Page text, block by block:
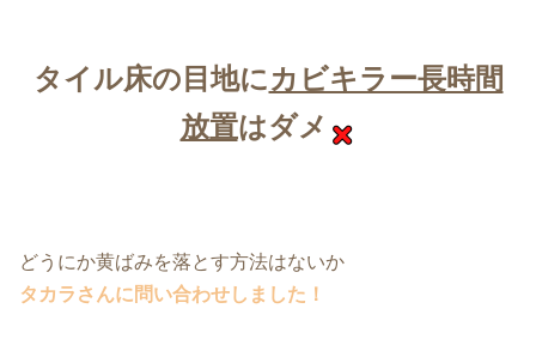
タイル床の目地にカビキラー長時間
放置はダメ
どうにか黄ばみを落とす方法はないか
タカラさんに問い合わせしました！